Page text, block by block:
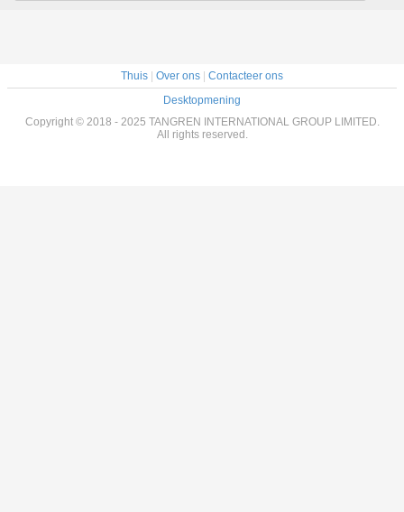
Thuis | Over ons | Contacteer ons
Desktopmening
Copyright © 2018 - 2025 TANGREN INTERNATIONAL GROUP LIMITED.
All rights reserved.